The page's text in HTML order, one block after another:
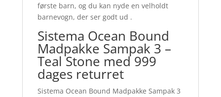
første barn, og du kan nyde en velholdt
barnevogn, der ser godt ud .
Sistema Ocean Bound
Madpakke Sampak 3 –
Teal Stone med 999
dages returret
Sistema Ocean Bound Madpakke Sampak 3